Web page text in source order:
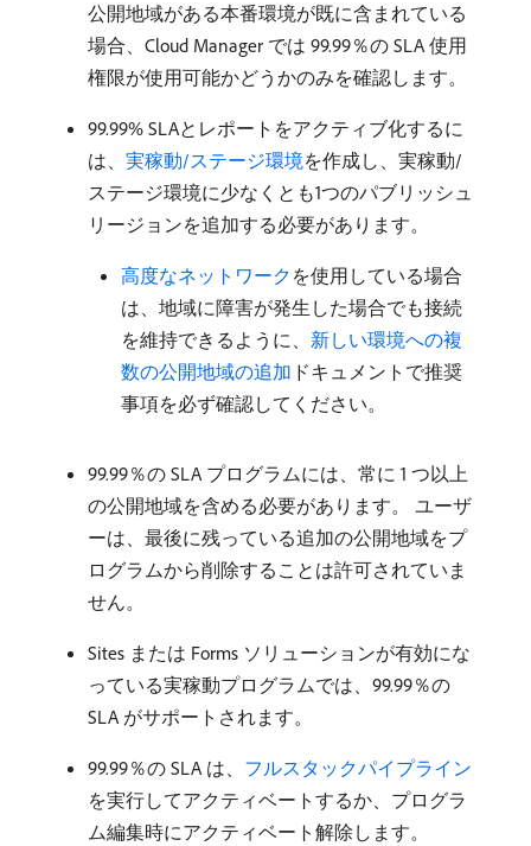
公開地域がある本番環境が既に含まれている
場合、Cloud Manager では 99.99％の SLA 使用
権限が使用可能かどうかのみを確認します。
99.99% SLAとレポートをアクティブ化するに
は、 実稼動/ステージ環境を作成し、実稼動/
ステージ環境に少なくとも1つのパブリッシュ
リージョンを追加する必要があります。
高度なネットワーク を使用している場合
は、地域に障害が発生した場合でも接続
を維持できるように、 新しい環境への複
数の公開地域の追加 ドキュメントで推奨
事項を必ず確認してください。
99.99％の SLA プログラムには、常に 1 つ以上
の公開地域を含める必要があります。 ユーザ
ーは、最後に残っている追加の公開地域をプ
ログラムから削除することは許可されていま
せん。
Sites または Forms ソリューションが有効にな
っている実稼動プログラムでは、99.99％の
SLA がサポートされます。
99.99％の SLA は、 フルスタックパイプライン
を実行してアクティベートするか、プログラ
ム編集時にアクティベート解除します。